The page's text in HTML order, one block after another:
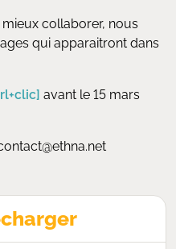
collaborer, nous
qui apparaitront dans
avant le 15 mars